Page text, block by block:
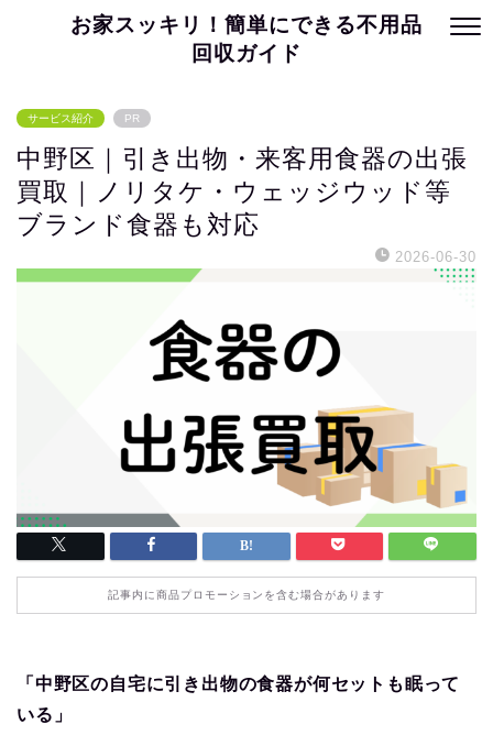
お家スッキリ！簡単にできる不用品
回収ガイド
サービス紹介 PR
中野区｜引き出物・来客用食器の出張
買取｜ノリタケ・ウェッジウッド等
ブランド食器も対応
2026-06-30
記事内に商品プロモーションを含む場合があります
「中野区の自宅に引き出物の食器が何セットも眠って
いる」